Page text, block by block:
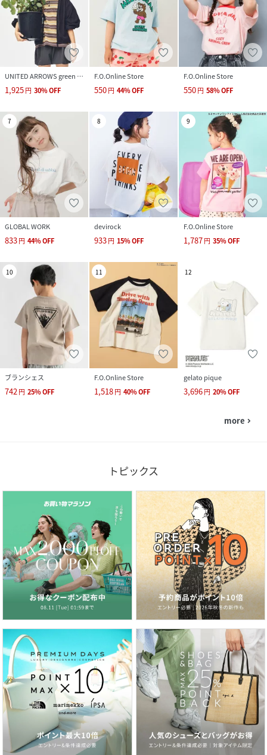
UNITED ARROWS green label relaxing
1,925円 30%OFF
F.O.Online Store
550円 44%OFF
F.O.Online Store
550円 58%OFF
7
GLOBAL WORK
833円 44%OFF
8
devirock
933円 15%OFF
9
F.O.Online Store
1,787円 35%OFF
10
ブランシェス
742円 25%OFF
11
F.O.Online Store
1,518円 40%OFF
12
gelato pique
3,696円 20%OFF
more navigate_next
トピックス